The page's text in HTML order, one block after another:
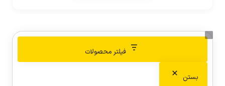
فیلتر محصولات
بستن